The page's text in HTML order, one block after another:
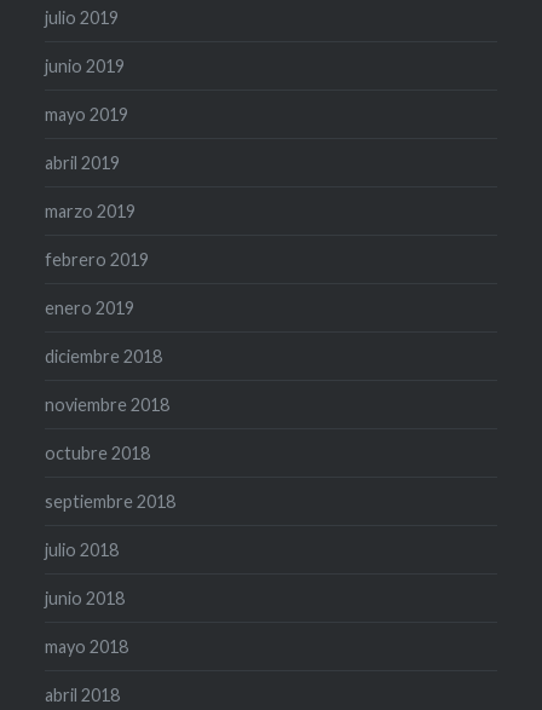
julio 2019
junio 2019
mayo 2019
abril 2019
marzo 2019
febrero 2019
enero 2019
diciembre 2018
noviembre 2018
octubre 2018
septiembre 2018
julio 2018
junio 2018
mayo 2018
abril 2018